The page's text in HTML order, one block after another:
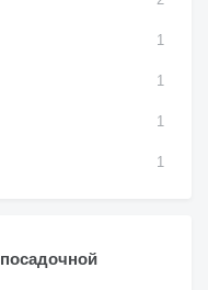
1
1
1
1